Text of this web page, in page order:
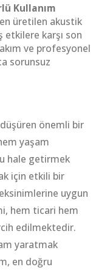
Kullanım
üretilen akustik
etkilere karşı son
ve profesyonel
sorunsuz
önemli bir
yaşam
hale getirmek
için etkili bir
uygun
hem ticari hem
edilmektedir.
yaratmak
en doğru